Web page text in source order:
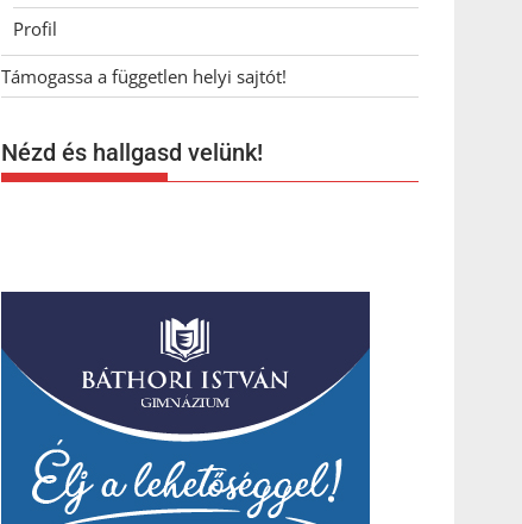
Profil
Támogassa a független helyi sajtót!
Nézd és hallgasd velünk!